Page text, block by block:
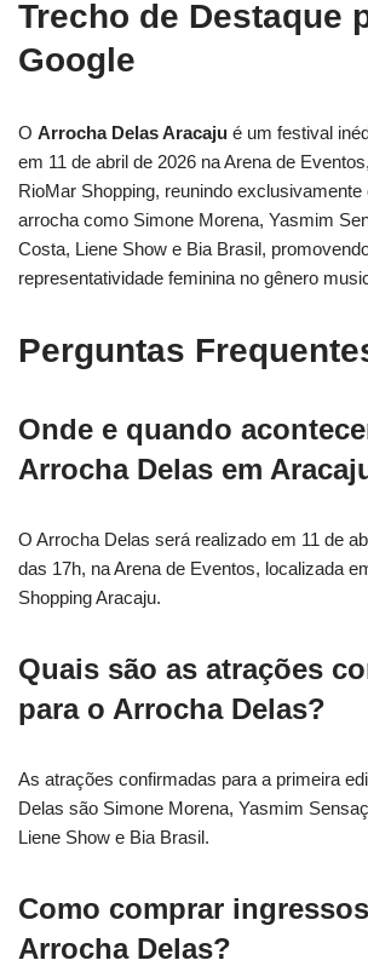
Trecho de Destaque
Google
O Arrocha Delas Aracaju é um festival
em 11 de abril de 2026 na Arena de
RioMar Shopping, reunindo exclusivamente
arrocha como Simone Morena, Yasmim
Costa, Liene Show e Bia Brasil,
representatividade feminina no gênero
Perguntas
Onde e quando
Arrocha Delas em
O Arrocha Delas será realizado em 11 de
das 17h, na Arena de Eventos, localizada
Shopping Aracaju.
Quais são as atrações
para o Arrocha Delas?
As atrações confirmadas para a primeira
Delas são Simone Morena, Yasmim
Liene Show e Bia Brasil.
Como comprar
Arrocha Delas?